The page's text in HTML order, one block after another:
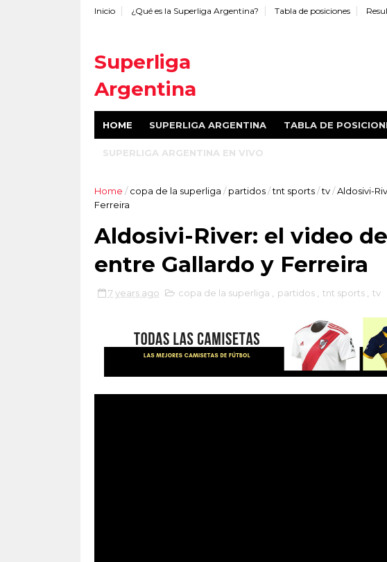
Inicio ¿Qué es la Superliga Argentina? Tabla de posiciones
Superliga
Argentina
sitio no oficial. Tabla de
posiciones, fixture, calendario,
resultados, goleadores y
HOME SUPERLIGA ARGENTINA TABLA DE
SUPERLIGA ARGENTINA EN VIVO
Home /copa de la superliga /partidos/tnt sports/tv/Aldosivi-
Ferreira
Aldosivi-River: el video
entre Gallardo y Ferreira
7 years ago copa de la superliga partidos tnt sports tv